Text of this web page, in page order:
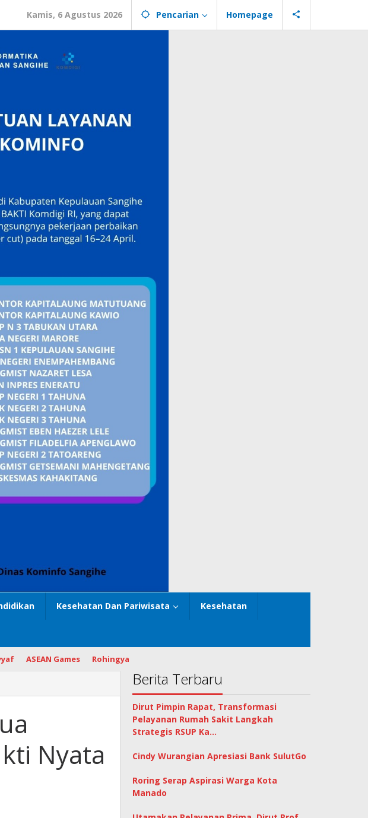
Kamis, 6 Agustus 2026 Pencarian Homepage
Kesehatan Dan Pariwisata Kesehatan
ASEAN Games Rohingya
Nyata
Berita Terbaru
Dirut Pimpin Rapat, Transformasi
Pelayanan Rumah Sakit Langkah
Strategis RSUP Ka…
Cindy Wurangian Apresiasi Bank SulutGo
Roring Serap Aspirasi Warga Kota
Manado